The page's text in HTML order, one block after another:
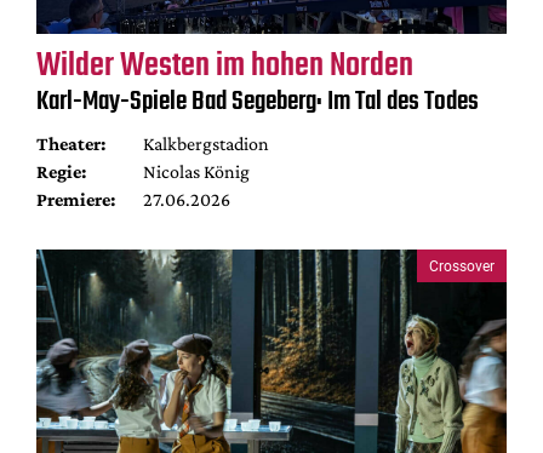
Wilder Westen im hohen Norden
Karl-May-Spiele Bad Segeberg: Im Tal des Todes
Theater:
Kalkbergstadion
Regie:
Nicolas König
Premiere:
27.06.2026
Crossover